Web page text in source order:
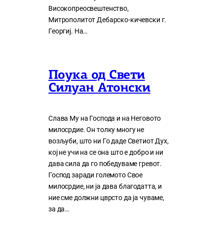
Високопреосвештенство,
Митрополитот Дебарско-кичевски г.
Георгиј. На…
Поука од Свети
Силуан Атонски
Слава Му на Господа и на Неговото
милосрдие. Он толку многу нe
возљуби, што ни Го даде Светиот Дух,
кој нe учи на сe она што е добро и ни
дава сила да го победуваме гревот.
Господ заради големото Свое
милосрдие, ни ја дава благодатта, и
ние сме должни цврсто да ја чуваме,
за да…